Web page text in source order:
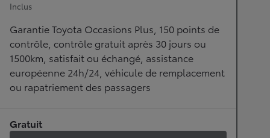
Inclus
Garantie Toyota Occasions Plus, 150 points de
contrôle, contrôle gratuit après 30 jours ou
1500km, satisfait ou échangé, assistance
européenne 24h/24, véhicule de remplacement
ou rapatriement des passagers
Gratuit